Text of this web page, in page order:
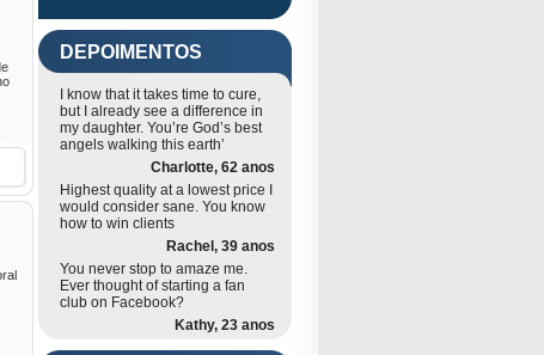
DEPOIMENTOS
I know that it takes time to cure,
but I already see a difference in
my daughter. You’re God’s best
angels walking this earth’
Charlotte, 62 anos
Highest quality at a lowest price I
would consider sane. You know
how to win clients
Rachel, 39 anos
You never stop to amaze me.
Ever thought of starting a fan
club on Facebook?
Kathy, 23 anos